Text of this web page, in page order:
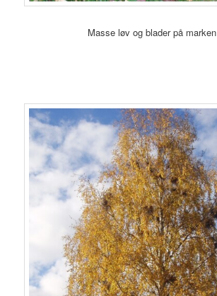
Masse løv og blader på marken